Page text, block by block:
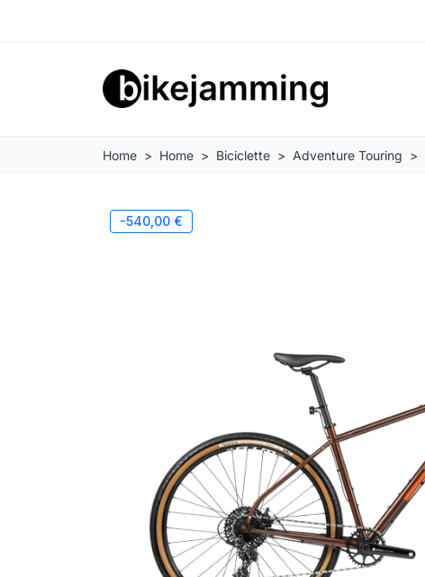
Home Home Biciclette Adventure Touring
-540,00 €